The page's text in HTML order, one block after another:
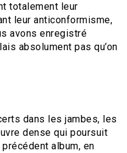
totalement leur
leur anticonformisme,
avons enregistré
absolument pas qu’on
dans les jambes, les
dense qui poursuit
album, en